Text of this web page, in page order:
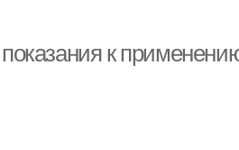
показания к